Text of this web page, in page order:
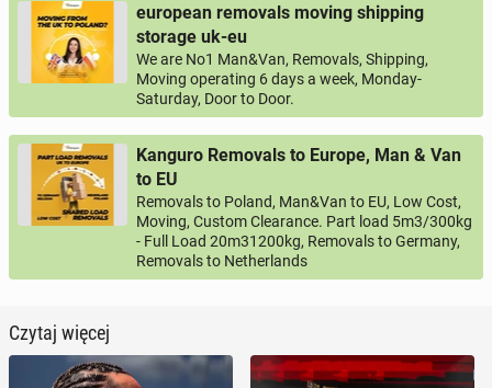
european removals moving shipping
storage uk-eu
We are No1 Man&Van, Removals, Shipping,
Moving operating 6 days a week, Monday-
Saturday, Door to Door.
Kanguro Removals to Europe, Man & Van
to EU
Removals to Poland, Man&Van to EU, Low Cost,
Moving, Custom Clearance. Part load 5m3/300kg
- Full Load 20m31200kg, Removals to Germany,
Removals to Netherlands
Czytaj więcej